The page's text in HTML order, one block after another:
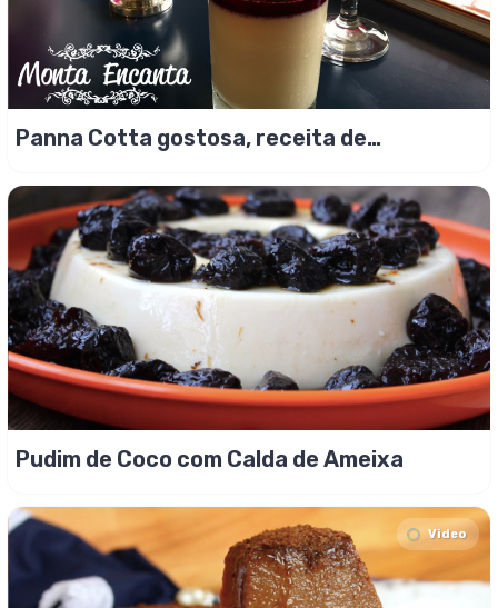
Panna Cotta gostosa, receita de
Pudim de Coco com Calda de Ameixa
Video